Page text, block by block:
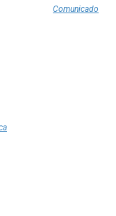
Comunicado